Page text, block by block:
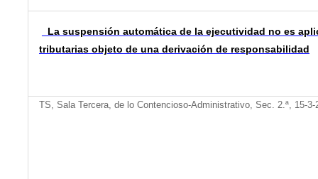
La suspensión automática de la ejecutividad no es
tributarias objeto de una derivación de responsabilidad
TS, Sala Tercera, de lo Contencioso-Administrativo, Sec. 2.ª, 15-3-